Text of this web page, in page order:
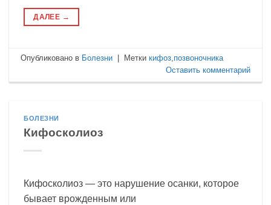
ДАЛЕЕ →
Опубликовано в Болезни Меткикифоз,позвоночника
Оставить комментарий
БОЛЕЗНИ
Кифосколиоз
Кифосколиоз — это нарушение осанки, которое
бывает врожденным или